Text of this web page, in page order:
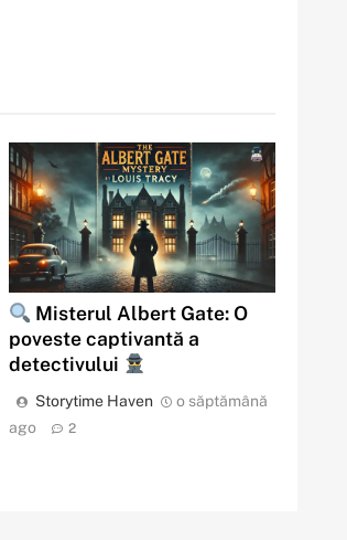
Misterul Albert Gate: O
poveste captivantă a
detectivului
Storytime Haven
o săptămână
ago
2